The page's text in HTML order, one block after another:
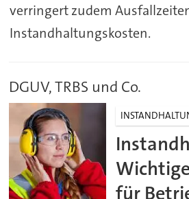
verringert zudem
Instandhaltungskosten.
DGUV, TRBS und Co.
für